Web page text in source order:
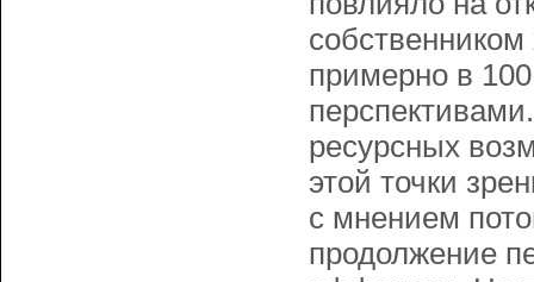
примерно в
ресурсных
этой точки
с мнением
продолжение